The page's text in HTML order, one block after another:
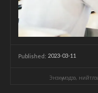
Published: 2023-03-11
Энэхүү мэдээ,